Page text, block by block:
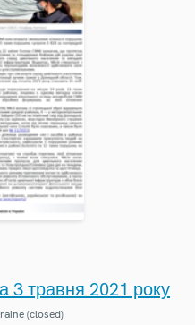
3 травня 2021 року
(closed)